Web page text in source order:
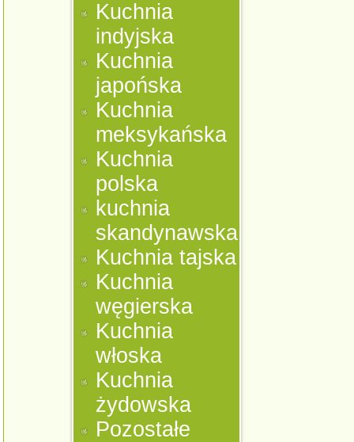
Kuchnia
indyjska
Kuchnia
japońska
Kuchnia
meksykańska
Kuchnia
polska
kuchnia
skandynawska
Kuchnia tajska
Kuchnia
węgierska
Kuchnia
włoska
Kuchnia
żydowska
Pozostałe